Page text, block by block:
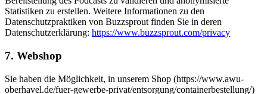
Statistiken zu erstellen. Weitere Informationen zu den
Datenschutzpraktiken von Buzzsprout finden Sie in deren
Datenschutzerklärung: https://www.buzzsprout.com/privacy
7. Webshop
Sie haben die Möglichkeit, in unserem Shop (https://www.awu-
oberhavel.de/fuer-gewerbe-privat/entsorgung/containerbestellung/)